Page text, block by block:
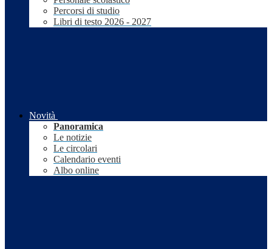
Percorsi di studio
Libri di testo 2026 - 2027
Novità
Panoramica
Le notizie
Le circolari
Calendario eventi
Albo online